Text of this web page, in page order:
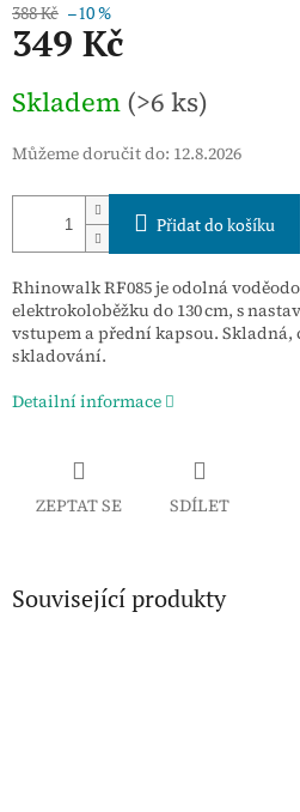
388 Kč –10 %
349 Kč
cena:
Skladem (>6 ks)
Můžeme doručit do: 12.8.2026
Přidat do košíku
Rhinowalk RF085 je odolná
elektrokoloběžku do 130 cm, s
vstupem a přední kapsou.
skladování.
Detailní informace
ZEPTAT SE SDÍLET
Související produkty